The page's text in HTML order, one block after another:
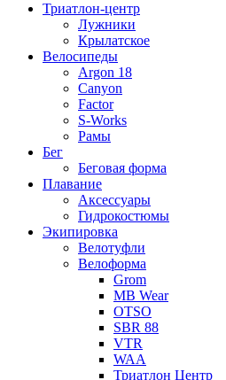
Триатлон-центр
Лужники
Крылатское
Велосипеды
Argon 18
Canyon
Factor
S-Works
Рамы
Бег
Беговая форма
Плавание
Аксессуары
Гидрокостюмы
Экипировка
Велотуфли
Велоформа
Grom
MB Wear
OTSO
SBR 88
VTR
WAA
Триатлон Центр